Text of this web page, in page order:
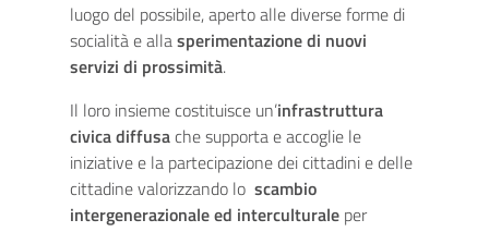
luogo del possibile, aperto alle diverse forme di
socialità e allasperimentazione di nuovi
servizi di prossimità.
Il loro insieme costituisce un’infrastruttura
civica diffusa che supporta e accoglie le
iniziative e la partecipazione dei cittadini e delle
cittadine valorizzando lo scambio
intergenerazionale ed interculturale per